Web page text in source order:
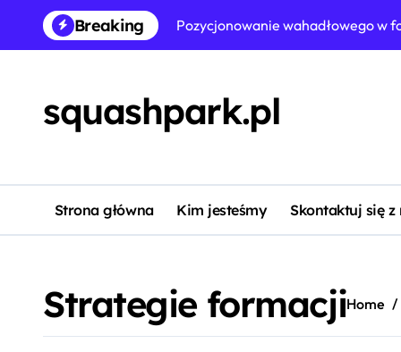
content
Breaking
Pozycjonowanie szerokiego
Dostosowania defensywne w
Taktyka niskiego bloku w
Formacja defensywna 5-2-3:
4-4-2 Formacja defensywna:
squashpark.pl
Strona główna Kim jesteśmy Skontaktuj się z
Strategie formacjiHome